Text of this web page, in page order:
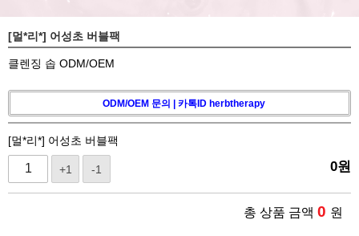
[멀*리*] 어성초 버블팩
클렌징 솝 ODM/OEM
ODM/OEM 문의 | 카톡ID herbtherapy
[멀*리*] 어성초 버블팩
+1 -1 0원
총 상품 금액 0 원